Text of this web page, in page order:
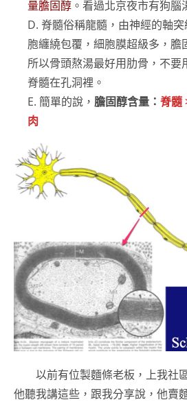
量膽固醇 。看過北京夜市有狗腦
D. 脊髓俗稱龍髓，由神經的軸
胞纏繞包覆，細胞膜超級多，膽
所以骨頭熬湯最好用肋骨，不要
脊髓在孔洞裡。
E. 簡單的說， 膽固醇含量： 脊髓
肉
以前有位製麵條老板，上我社區
他聽我講這些，跟我分享說，他賣